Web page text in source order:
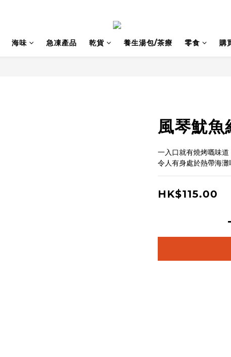
海味 急凍產品 乾貨 養生湯包/茶療 零食 購
風琴魷
一入口就有燒烤嘅味
令人有身處於熱帶海灘
HK$115.00